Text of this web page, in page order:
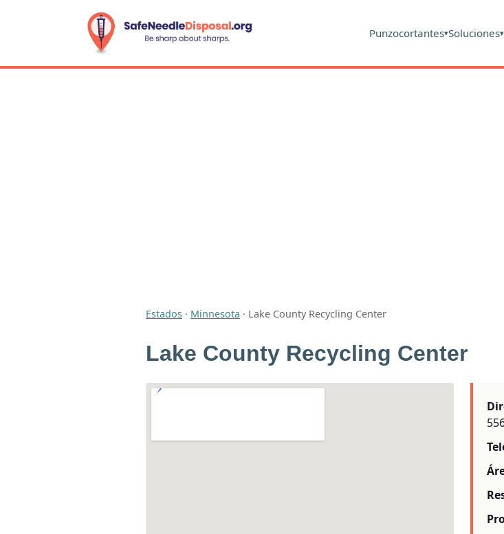
Punzocortantes▾Soluciones▾
Estados · Minnesota · Lake County Recycling Center
Lake County Recycling Center